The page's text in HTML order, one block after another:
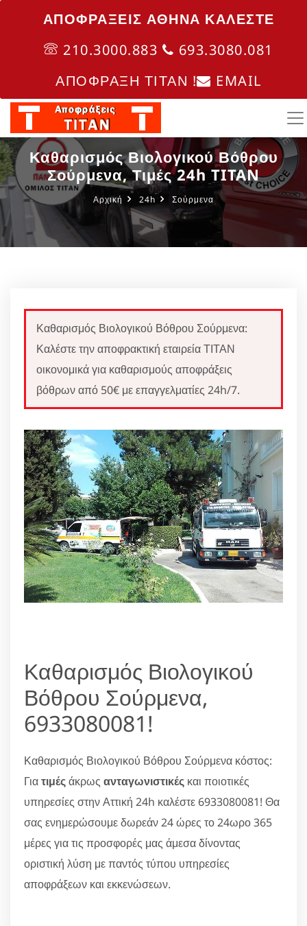
ΑΠΟΦΡΑΞΕΙΣ ΑΘΗΝΑ ΚΑΛΈΣΤΕ
210.3000.883
693.3080.081
ΑΠΟΦΡΑΞΗ ΤΙΤΑΝ !
EMAIL
Καθαρισμός Βιολογικού Βόθρου
Σούρμενα, Τιμές 24h TITAN
Αρχική 24h Σούρμενα
Καθαρισμός Βιολογικού Βόθρου Σούρμενα:
Καλέστε την αποφρακτική εταιρεία ΤΙΤΑΝ
οικονομικά για καθαρισμούς αποφράξεις
βόθρων από 50€ με επαγγελματίες 24h/7.
Καθαρισμός Βιολογικού
Βόθρου Σούρμενα,
6933080081!
Καθαρισμός Βιολογικού Βόθρου Σούρμενα κόστος:
Γιατιμέςάκρως ανταγωνιστικές και ποιοτικές
υπηρεσίες στην Αττική 24h καλέστε 6933080081! Θα
σας ενημερώσουμε δωρεάν 24 ώρες το 24ωρο 365
μέρες για τις προσφορές μας άμεσα δίνοντας
οριστική λύση με παντός τύπου υπηρεσίες
αποφράξεων και εκκενώσεων.